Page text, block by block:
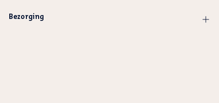
Bezorging